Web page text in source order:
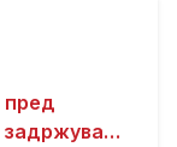
пред
задржува